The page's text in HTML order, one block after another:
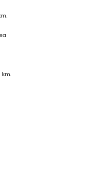
el precio del alquiler de la
24 horas
para sus vacaciones en
(a menos de 5 kilómetros de
Costa Blanca
(Virgen de Loreto, Puerto,
monumento (Pueblo de